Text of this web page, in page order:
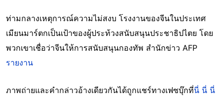
ท่ามกลางเหตุการณ์ความไม่สงบ โรงงานของจีนในประเทศ
เมียนมาร์ตกเป็นเป้าของผู้ประท้วงสนับสนุนประชาธิปไตย โดย
พวกเขาเชื่อว่าจีนให้การสนับสนุนกองทัพ สำนักข่าว AFP
รายงาน
ภาพถ่ายและคำกล่าวอ้างเดียวกันได้ถูกแชร์ทางเฟซบุ๊กที่นี่ นี่ นี่